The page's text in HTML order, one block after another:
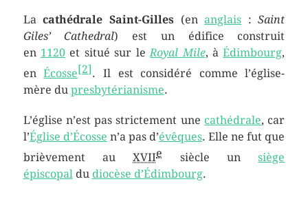
Lacathédrale Saint-Gilles(enanglais :Saint
Giles’ Cathedral) est un édifice construit
en 1120 et situé sur le Royal Mile, àÉdimbourg,
enÉcosse[2]. Il est considéré comme l’église-
mère du presbytérianisme.
L’église n’est pas strictement une cathédrale, car
l’Église d’Écosse n’a pas d’évêques. Elle ne fut que
brièvement auXVIIe siècle unsiège
épiscopaldu diocèse d’Édimbourg.